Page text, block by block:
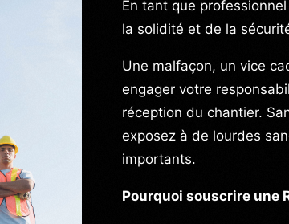
En tant que
la solidité et de la
Une malfaçon, un vice
engager votre
réception du chantier.
exposez à de lourdes
importants.
Pourquoi souscrire une